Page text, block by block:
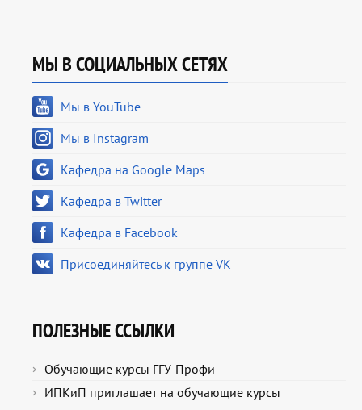
МЫ В СОЦИАЛЬНЫХ СЕТЯХ
Мы в YouTube
Мы в Instagram
Кафедра на Google Maps
Кафедра в Twitter
Кафедра в Facebook
Присоединяйтесь к группе VK
ПОЛЕЗНЫЕ ССЫЛКИ
Обучающие курсы ГГУ-Профи
ИПКиП приглашает на обучающие курсы